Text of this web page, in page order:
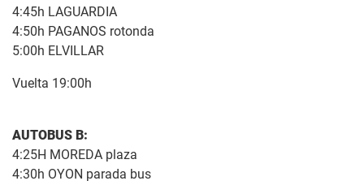
4:45h LAGUARDIA
4:50h PAGANOS rotonda
5:00h ELVILLAR
Vuelta 19:00h
AUTOBUS B:
4:25H MOREDA plaza
4:30h OYON parada bus